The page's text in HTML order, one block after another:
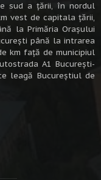
sud a ţării, în nordul
vest de capitala țării,
la Primăria Orașului
până la intrarea
km faţă de municipiul
A1 Bucureşti-
leagă Bucureştiul de